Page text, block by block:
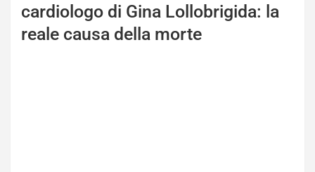
cardiologo di Gina Lollobrigida: la
reale causa della morte